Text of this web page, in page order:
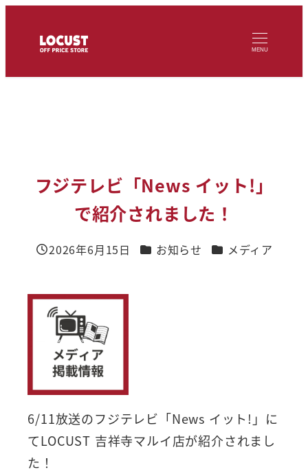
コ
MENU
フジテレビ「News イット!」
で紹介されました！
投稿日
2026年6月15日 カテゴリー
お知らせ カテゴリー
メディア
6/11放送のフジテレビ「News イット!」に
てLOCUST 吉祥寺マルイ店が紹介されまし
た！